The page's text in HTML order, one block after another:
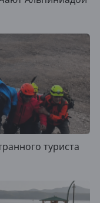
туриста